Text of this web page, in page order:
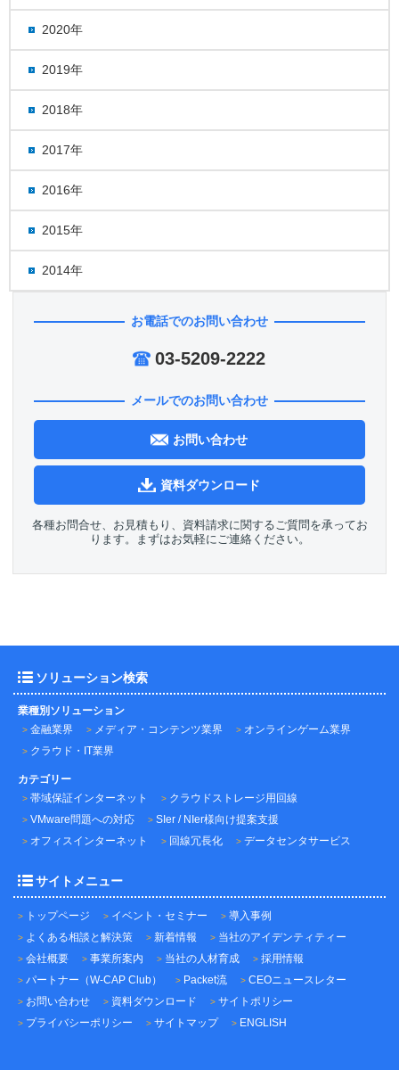
2020年
2019年
2018年
2017年
2016年
2015年
2014年
お電話でのお問い合わせ
03-5209-2222
メールでのお問い合わせ
お問い合わせ
資料ダウンロード
各種お問合せ、お見積もり、資料請求に関するご質問を承ってお
ります。まずはお気軽にご連絡ください。
ソリューション検索
業種別ソリューション
金融業界
メディア・コンテンツ業界
オンラインゲーム業界
クラウド・IT業界
カテゴリー
帯域保証インターネット
クラウドストレージ用回線
VMware問題への対応
SIer / NIer様向け提案支援
オフィスインターネット
回線冗長化 データセンタサービス
サイトメニュー
トップページ イベント・セミナー
導入事例
よくある相談と解決策
新着情報
当社のアイデンティティー
会社概要
事業所案内 当社の人材育成
採用情報
パートナー（W-CAP Club）
Packet流
CEOニュースレター
お問い合わせ
資料ダウンロード
サイトポリシー
プライバシーポリシー
サイトマップ ENGLISH